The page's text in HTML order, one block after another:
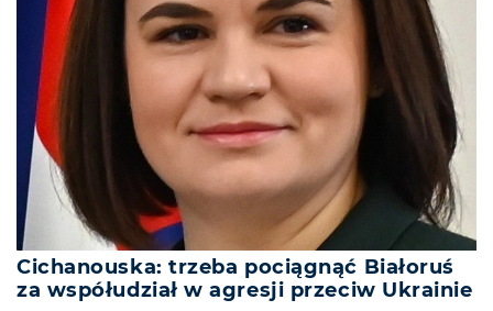
Cichanouska: trzeba pociągnąć Białoruś
za współudział w agresji przeciw Ukrainie